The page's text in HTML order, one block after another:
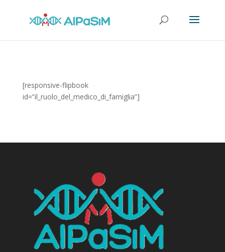
[responsive-flipbook
id=”il_ruolo_del_medico_di_famiglia”]